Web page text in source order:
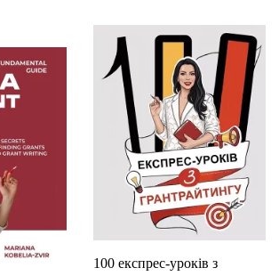
100 експрес-уроків з